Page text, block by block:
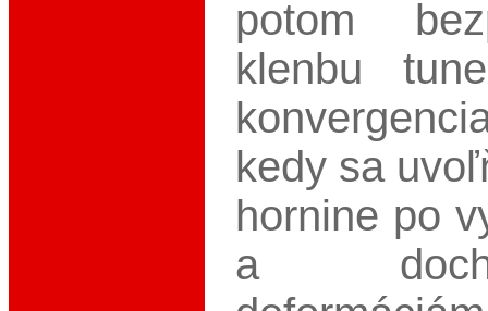
potom
klenbu
kedy sa
hornine po
a